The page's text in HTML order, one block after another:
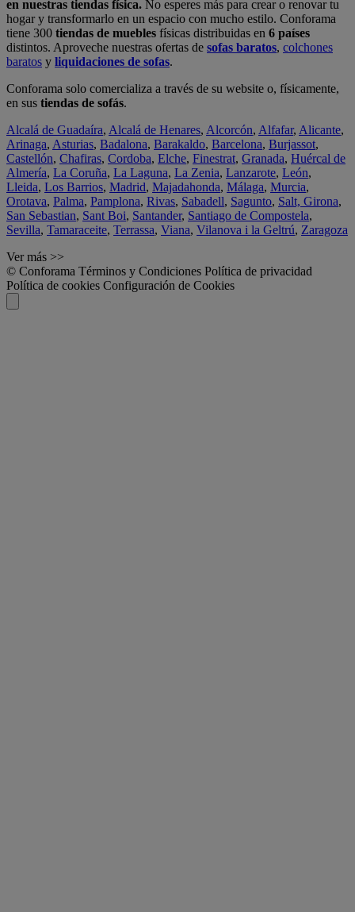
en nuestras tiendas física. No esperes más para crear o renovar tu
hogar y transformarlo en un espacio con mucho estilo. Conforama
tiene 300 tiendas de muebles físicas distribuidas en 6 países
distintos. Aproveche nuestras ofertas de sofas baratos, colchones
baratos y liquidaciones de sofas.
Conforama solo comercializa a través de su website o, físicamente,
en sus tiendas de sofás.
Alcalá de Guadaíra, Alcalá de Henares, Alcorcón, Alfafar, Alicante,
Arinaga, Asturias, Badalona, Barakaldo, Barcelona, Burjassot,
Castellón, Chafiras, Cordoba, Elche, Finestrat, Granada, Huércal de
Almería, La Coruña, La Laguna, La Zenia, Lanzarote, León,
Lleida, Los Barrios, Madrid, Majadahonda, Málaga, Murcia,
Orotava, Palma, Pamplona, Rivas, Sabadell, Sagunto, Salt, Girona,
San Sebastian, Sant Boi, Santander, Santiago de Compostela,
Sevilla, Tamaraceite, Terrassa, Viana, Vilanova i la Geltrú, Zaragoza
Ver más >>
© Conforama Términos y Condiciones Política de privacidad
Política de cookies Configuración de Cookies